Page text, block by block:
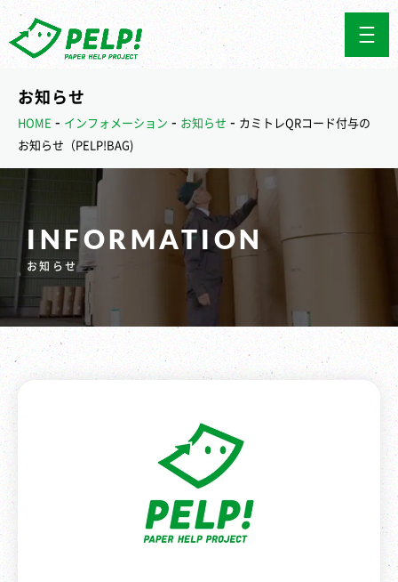
お知らせ
HOME - インフォメーション - お知らせ - カミトレQRコード付与の
お知らせ（PELP!BAG)
INFORMATION
お知らせ